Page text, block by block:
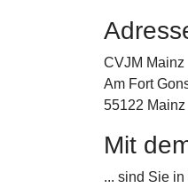
CVJM Mainz
Am Fort
55122 Mainz
Mit
... sind Sie